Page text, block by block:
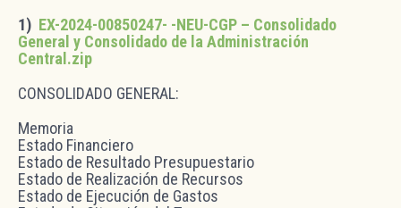
1) EX-2024-00850247- -NEU-CGP – Consolidado
General y Consolidado de la Administración
Central.zip
CONSOLIDADO GENERAL:
Memoria
Estado Financiero
Estado de Resultado Presupuestario
Estado de Realización de Recursos
Estado de Ejecución de Gastos